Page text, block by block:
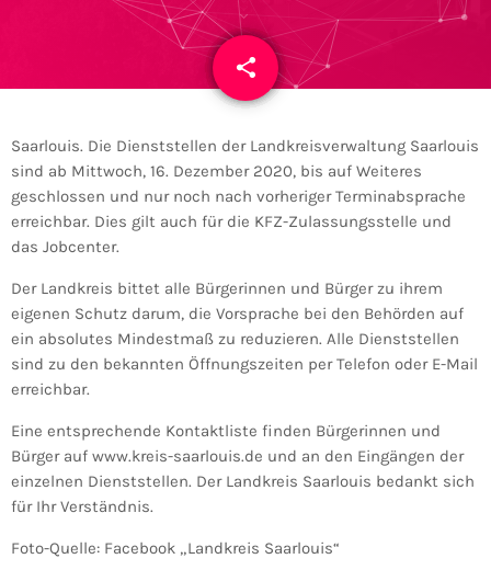
share
email
Saarlouis. Die Dienststellen der Landkreisverwaltung Saarlouis
sind ab Mittwoch, 16. Dezember 2020, bis auf Weiteres
geschlossen und nur noch nach vorheriger Terminabsprache
erreichbar. Dies gilt auch für die KFZ-Zulassungsstelle und
das Jobcenter.
Der Landkreis bittet alle Bürgerinnen und Bürger zu ihrem
eigenen Schutz darum, die Vorsprache bei den Behörden auf
ein absolutes Mindestmaß zu reduzieren. Alle Dienststellen
sind zu den bekannten Öffnungszeiten per Telefon oder E-Mail
erreichbar.
Eine entsprechende Kontaktliste finden Bürgerinnen und
Bürger auf www.kreis-saarlouis.de und an den Eingängen der
einzelnen Dienststellen. Der Landkreis Saarlouis bedankt sich
für Ihr Verständnis.
Foto-Quelle: Facebook „Landkreis Saarlouis“